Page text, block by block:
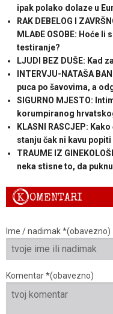
ipak polako dolaze u
RAK DEBELOG I
MLAĐE OSOBE: Hoće
testiranje?
LJUDI BEZ DUŠE: Kad
INTERVJU-NATAŠA
puca po šavovima, a
SIGURNO MJESTO:
korumpiranog
KLASNI RASCJEP:
stanju čak ni kavu
TRAUME IZ
neka stisne to, da
KOMENTARI
Ime / nadimak *(obavezno)
Komentar *(obavezno)